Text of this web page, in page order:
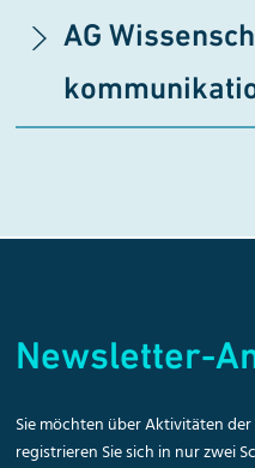
AG
Newsletter-
Sie möchten über Aktivitäten
registrieren Sie sich in nur zwei